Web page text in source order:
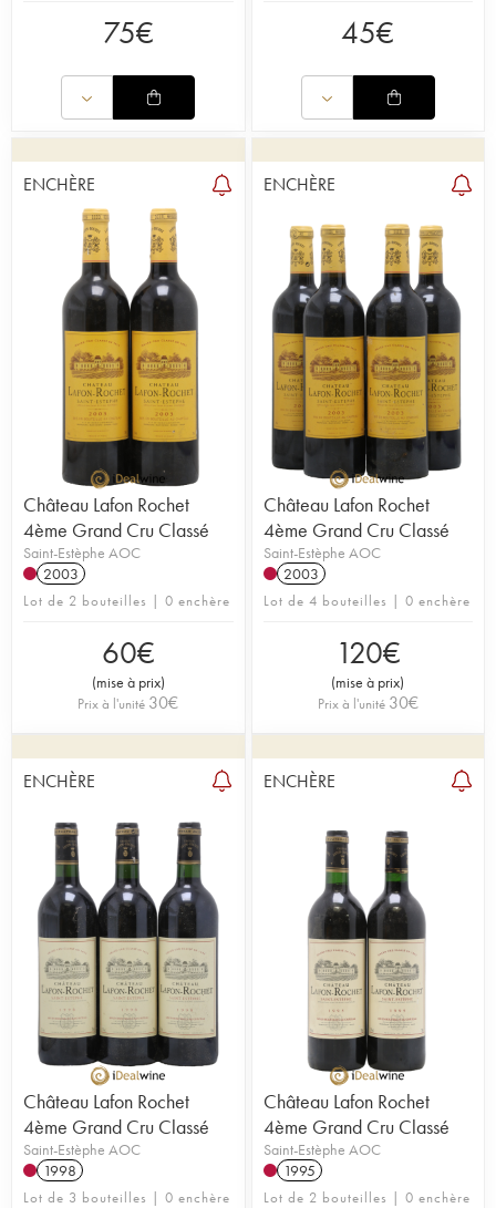
75€ 45€
ENCHÈRE
Château Lafon Rochet
4ème Grand Cru Classé
Saint-Estèphe AOC
2003
Lot de 2 bouteilles | 0 enchère
60€
(mise à prix)
Prix à l'unité 30€
ENCHÈRE
Château Lafon Rochet
4ème Grand Cru Classé
Saint-Estèphe AOC
2003
Lot de 4 bouteilles | 0 enchère
120€
(mise à prix)
Prix à l'unité 30€
ENCHÈRE
Château Lafon Rochet
4ème Grand Cru Classé
Saint-Estèphe AOC
1998
Lot de 3 bouteilles | 0 enchère
ENCHÈRE
Château Lafon Rochet
4ème Grand Cru Classé
Saint-Estèphe AOC
1995
Lot de 2 bouteilles | 0 enchère